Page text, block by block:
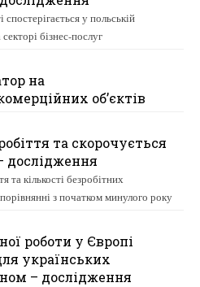
у польській
бізнес-послуг
на
об’єктів
та скорочується
дослідження
та кількості безробітних
з початком минулого року
роботи у Європі
українських
– дослідження